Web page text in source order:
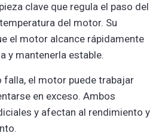
clave que regula el paso del
del motor. Su
el motor alcance rápidamente
y mantenerla estable.
el motor puede trabajar
en exceso. Ambos
y afectan al rendimiento y